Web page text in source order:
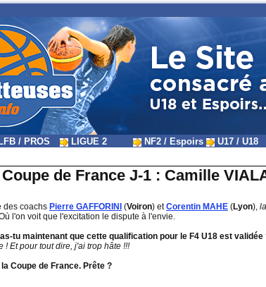
LFB / PROS LIGUE 2 NF2 / Espoirs U17 / U18
Coupe de France J-1 : Camille
des coachs Pierre GAFFORINI (Voiron) etCorentin MAHE (Lyon),
l'on voit que l'excitation le dispute à l'envie.
tu maintenant que cette qualification pour le F4 U18 est validée
! Et pour tout dire, j'ai trop hâte !!!
Coupe de France. Prête ?